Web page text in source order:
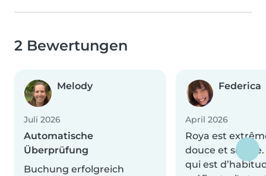
2 Bewertungen
Melody
Juli 2026
Automatische
Überprüfung
Buchung erfolgreich
Federica
April 2026
Roya est
douce et solaire.
qui est